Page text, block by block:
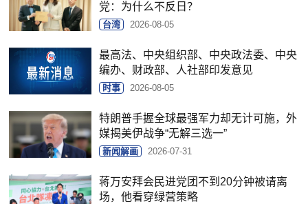
党：为什么不反日？
台湾 2026-08-05
最高法、中央组织部、中央政法委、中央
编办、财政部、人社部印发意见
时事 2026-08-05
特朗普手握全球最强军力却无计可施，外
媒揭美伊战争“无解三选一”
新闻解画 2026-07-31
蒋万安拜会民进党团不到20分钟被请离
场，他看穿绿营策略